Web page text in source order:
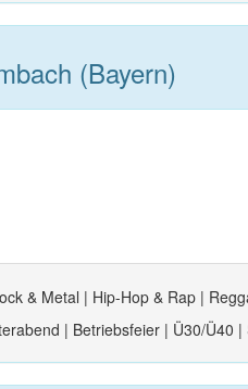
(Bayern)
& Metal | Hip-Hop & Rap |
| Betriebsfeier | Ü30/Ü40 |